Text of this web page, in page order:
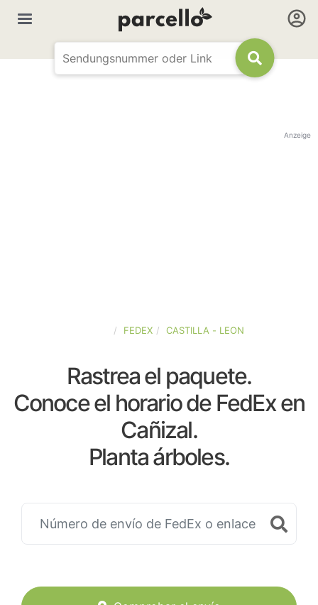
Anzeige
FEDEX CASTILLA - LEON
Rastrea el paquete.
Conoce el horario de FedEx en
Cañizal.
Planta árboles.